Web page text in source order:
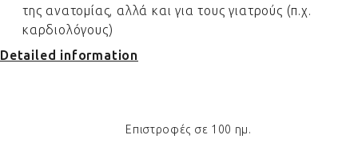
της ανατομίας, αλλά και για τους γιατρούς (π.χ.
καρδιολόγους)
Detailed information
Επιστροφές σε 100 ημ.